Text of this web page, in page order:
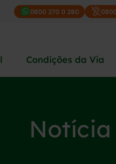
0800 270 0 280
Condições da Via
Notícia